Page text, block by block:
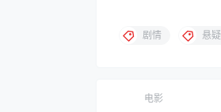
剧情 悬疑
电影